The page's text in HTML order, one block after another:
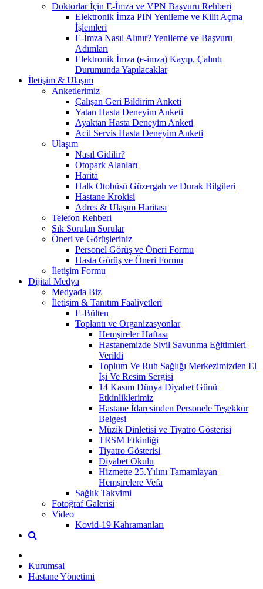
Doktorlar İçin E-İmza ve VPN Başvuru Rehberi
Elektronik İmza PIN Yenileme ve Kilit Açma
İşlemleri
E-İmza Nasıl Alınır? Yenileme ve Başvuru
Adımları
Elektronik İmza (e-imza) Kayıp, Çalıntı
Durumunda Yapılacaklar
İletişim & Ulaşım
Anketlerimiz
Çalışan Geri Bildirim Anketi
Yatan Hasta Deneyim Anketi
Ayaktan Hasta Deneyim Anketi
Acil Servis Hasta Deneyim Anketi
Ulaşım
Nasıl Gidilir?
Otopark Alanları
Harita
Halk Otobüsü Güzergah ve Durak Bilgileri
Hastane Krokisi
Adres & Ulaşım Haritası
Telefon Rehberi
Sık Sorulan Sorular
Öneri ve Görüşleriniz
Personel Görüş ve Öneri Formu
Hasta Görüş ve Öneri Formu
İletişim Formu
Dijital Medya
Medyada Biz
İletişim & Tanıtım Faaliyetleri
E-Bülten
Toplantı ve Organizasyonlar
Hemşireler Haftası
Hastanemizde Sivil Savunma Eğitimleri
Verildi
Toplum Ve Ruh Sağlığı Merkezimizden El
İşi Ve Resim Sergisi
14 Kasım Dünya Diyabet Günü
Etkinliklerimiz
Hastane İdaresinden Personele Teşekkür
Belgesi
Müzik Dinletisi ve Tiyatro Gösterisi
TRSM Etkinliği
Tiyatro Gösterisi
Diyabet Okulu
Hizmette 25.Yılını Tamamlayan
Hemşirelere Vefa
Sağlık Takvimi
Fotoğraf Galerisi
Video
Kovid-19 Kahramanları
Kurumsal
Hastane Yönetimi